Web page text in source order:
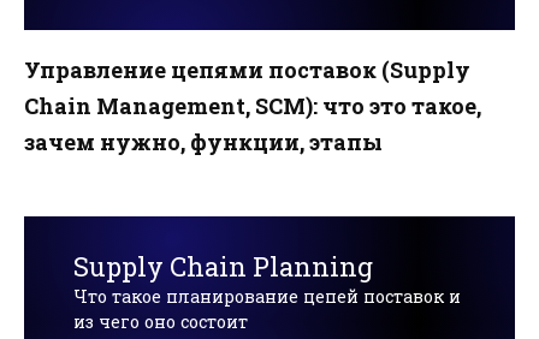
Управление цепями поставок (Supply
Chain Management, SCM): что это такое,
зачем нужно, функции, этапы
Supply Chain Planning
Что такое планирование цепей поставок и
из чего оно состоит